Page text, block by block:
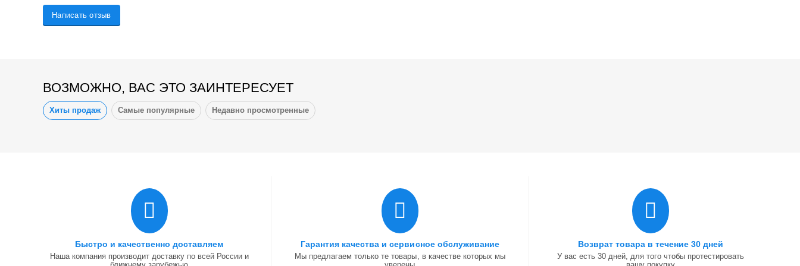
Написать отзыв
ВОЗМОЖНО, ВАС ЭТО ЗАИНТЕРЕСУЕТ
Хиты продаж Самые популярные Недавно просмотренные
Быстро и качественно доставляем
Наша компания производит доставку по всей России и
Гарантия качества и сервисное обслуживание
Мы предлагаем только те товары, в качестве которых мы
Возврат товара в течение 30 дней
У вас есть 30 дней, для того чтобы протестировать